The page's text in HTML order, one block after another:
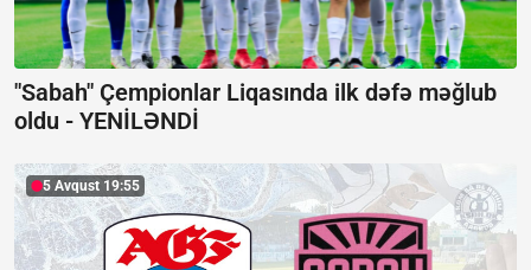
"Sabah" Çempionlar Liqasında ilk dəfə məğlub
oldu - YENİLƏNDİ
5 Avqust 19:55